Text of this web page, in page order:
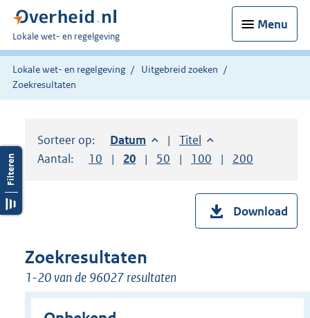
Menu
U
bent
hier:
Lokale wet- en regelgeving
Lokale wet- en regelgeving
Uitgebreid zoeken
Zoekresultaten
Sorteer op: Sorteer op:
Datum aflopendSorteer op:
Titel oplopend
Aantal:
Toon
10 resultaten per pagina
Toon
20 resultaten per pagina
Toon
50 resultaten per pagina
Toon
100 resultaten per
Toon
200
Download
Zoekresultaten
1-20 van de 96027 resultaten